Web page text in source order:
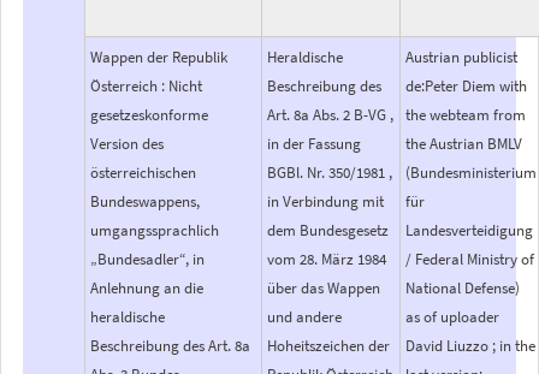
Wappen der Republik
Österreich : Nicht
gesetzeskonforme
Version des
österreichischen
Bundeswappens,
umgangssprachlich
„Bundesadler“, in
Anlehnung an die
heraldische
Beschreibung des Art. 8a
Heraldische
Beschreibung des
Art. 8a Abs. 2 B-VG ,
in der Fassung
BGBl. Nr. 350/1981 ,
in Verbindung mit
dem Bundesgesetz
vom 28. März 1984
über das Wappen
und andere
Hoheitszeichen der
Austrian publicist
de:Peter Diem with
the webteam from
the Austrian BMLV
(Bundesministerium
für
Landesverteidigung
/ Federal Ministry of
National Defense)
as of uploader
David Liuzzo ; in the